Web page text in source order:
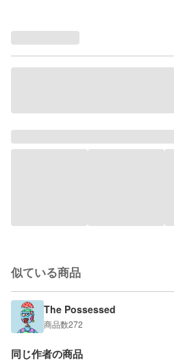
似ている商品
The Possessed
商品数272
同じ作者の商品